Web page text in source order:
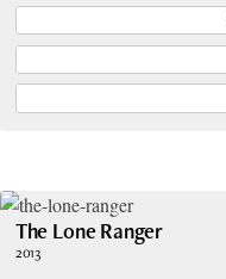
The Lone Ranger
2013